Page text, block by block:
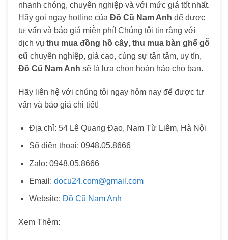
nhanh chóng, chuyên nghiệp và với mức giá tốt nhất.
Hãy gọi ngay hotline của Đồ Cũ Nam Anh để được
tư vấn và báo giá miễn phí! Chúng tôi tin rằng với
dịch vụ thu mua đồng hồ cây, thu mua bàn ghế gỗ
cũ chuyên nghiệp, giá cao, cùng sự tận tâm, uy tín,
Đồ Cũ Nam Anh sẽ là lựa chọn hoàn hảo cho bạn.
Hãy liên hệ với chúng tôi ngay hôm nay để được tư
vấn và báo giá chi tiết!
Địa chỉ: 54 Lê Quang Đạo, Nam Từ Liêm, Hà Nội
Số điện thoại: 0948.05.8666
Zalo: 0948.05.8666
Email: docu24.com@gmail.com
Website: Đồ Cũ Nam Anh
Xem Thêm: